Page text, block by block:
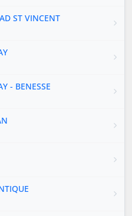
ST VINCENT
- BENESSE